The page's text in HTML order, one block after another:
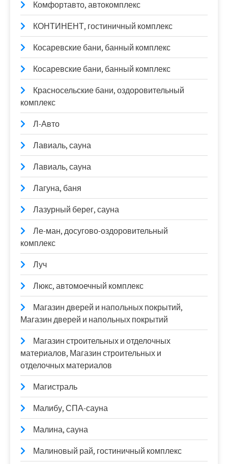
Комфортавто, автокомплекс
КОНТИНЕНТ, гостиничный комплекс
Косаревские бани, банный комплекс
Косаревские бани, банный комплекс
Красносельские бани, оздоровительный
комплекс
Л-Авто
Лавиаль, сауна
Лавиаль, сауна
Лагуна, баня
Лазурный берег, сауна
Ле-ман, досугово-оздоровительный
комплекс
Луч
Люкс, автомоечный комплекс
Магазин дверей и напольных покрытий,
Магазин дверей и напольных покрытий
Магазин строительных и отделочных
материалов, Магазин строительных и
отделочных материалов
Магистраль
Малибу, СПА-сауна
Малина, сауна
Малиновый рай, гостиничный комплекс